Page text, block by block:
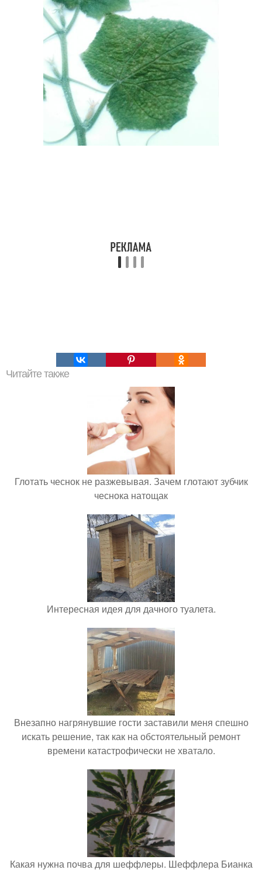
Читайте также
Глотать чеснок не разжевывая. Зачем глотают зубчик
чеснока натощак
Интересная идея для дачного туалета.
Внезапно нагрянувшие гости заставили меня спешно
искать решение, так как на обстоятельный ремонт
времени катастрофически не хватало.
Какая нужна почва для шеффлеры. Шеффлера Бианка